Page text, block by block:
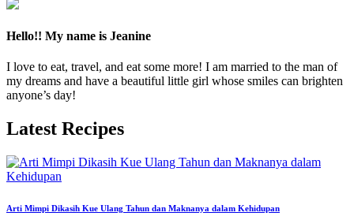
Hello!! My name is Jeanine
I love to eat, travel, and eat some more! I am married to the man of
my dreams and have a beautiful little girl whose smiles can brighten
anyone’s day!
Latest Recipes
Arti Mimpi Dikasih Kue Ulang Tahun dan Maknanya dalam Kehidupan